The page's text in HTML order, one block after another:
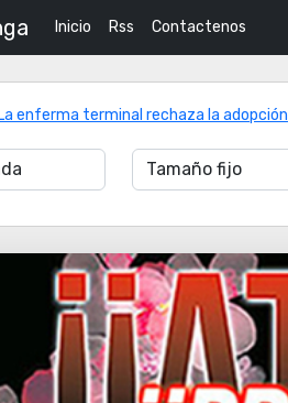
Inicio Rss Contactenos
La enferma terminal rechaza la adopción